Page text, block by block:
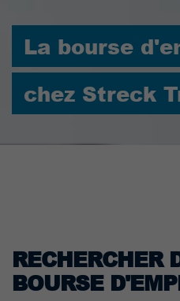
La bourse
chez Streck
RECHERCHER
BOURSE